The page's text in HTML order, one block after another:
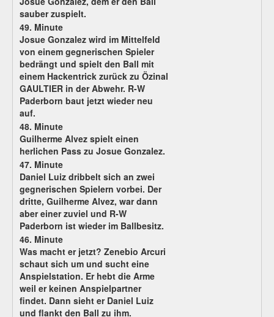
sauber zuspielt.
49. Minute
Josue Gonzalez wird im Mittelfeld
von einem gegnerischen Spieler
bedrängt und spielt den Ball mit
einem Hackentrick zurück zu Özinal
GAULTIER in der Abwehr. R-W
Paderborn baut jetzt wieder neu
auf.
48. Minute
Guilherme Alvez spielt einen
herlichen Pass zu Josue Gonzalez.
47. Minute
Daniel Luiz dribbelt sich an zwei
gegnerischen Spielern vorbei. Der
dritte, Guilherme Alvez, war dann
aber einer zuviel und R-W
Paderborn ist wieder im Ballbesitz.
46. Minute
Was macht er jetzt? Zenebio Arcuri
schaut sich um und sucht eine
Anspielstation. Er hebt die Arme
weil er keinen Anspielpartner
findet. Dann sieht er Daniel Luiz
und flankt den Ball zu ihm.